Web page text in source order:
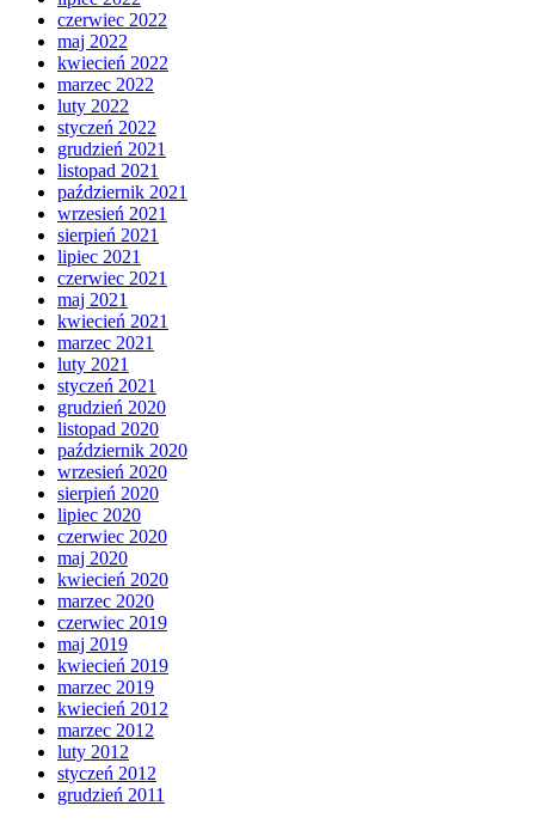
czerwiec 2022
maj 2022
kwiecień 2022
marzec 2022
luty 2022
styczeń 2022
grudzień 2021
listopad 2021
październik 2021
wrzesień 2021
sierpień 2021
lipiec 2021
czerwiec 2021
maj 2021
kwiecień 2021
marzec 2021
luty 2021
styczeń 2021
grudzień 2020
listopad 2020
październik 2020
wrzesień 2020
sierpień 2020
lipiec 2020
czerwiec 2020
maj 2020
kwiecień 2020
marzec 2020
czerwiec 2019
maj 2019
kwiecień 2019
marzec 2019
kwiecień 2012
marzec 2012
luty 2012
styczeń 2012
grudzień 2011